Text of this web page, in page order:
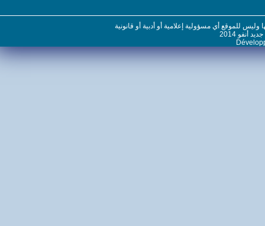
للموقع أي مسؤولية إعلامية أو أدبية أو قانونية
2014